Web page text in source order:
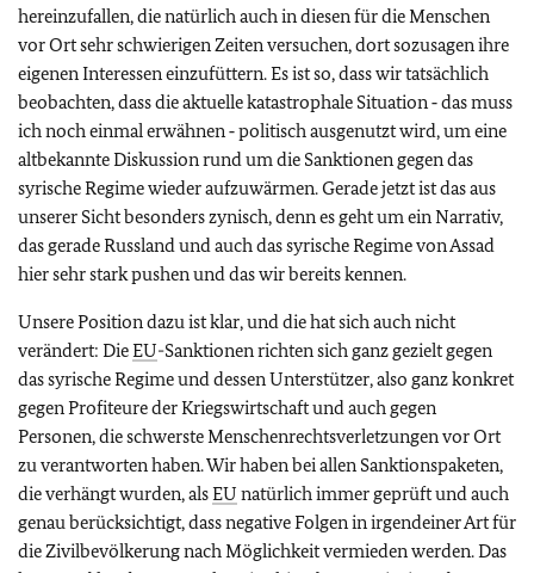
hereinzufallen, die natürlich auch in diesen für die Menschen
vor Ort sehr schwierigen Zeiten versuchen, dort sozusagen ihre
eigenen Interessen einzufüttern. Es ist so, dass wir tatsächlich
beobachten, dass die aktuelle katastrophale Situation ‑ das muss
ich noch einmal erwähnen ‑ politisch ausgenutzt wird, um eine
altbekannte Diskussion rund um die Sanktionen gegen das
syrische Regime wieder aufzuwärmen. Gerade jetzt ist das aus
unserer Sicht besonders zynisch, denn es geht um ein Narrativ,
das gerade Russland und auch das syrische Regime von Assad
hier sehr stark pushen und das wir bereits kennen.
Unsere Position dazu ist klar, und die hat sich auch nicht
verändert: DieEU-Sanktionen richten sich ganz gezielt gegen
das syrische Regime und dessen Unterstützer, also ganz konkret
gegen Profiteure der Kriegswirtschaft und auch gegen
Personen, die schwerste Menschenrechtsverletzungen vor Ort
zu verantworten haben. Wir haben bei allen Sanktionspaketen,
die verhängt wurden, alsEU natürlich immer geprüft und auch
genau berücksichtigt, dass negative Folgen in irgendeiner Art für
die Zivilbevölkerung nach Möglichkeit vermieden werden. Das